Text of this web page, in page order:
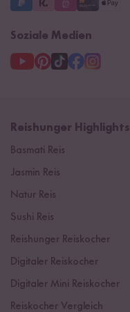
Soziale Medien
Reishunger Highlights
Basmati Reis
Jasmin Reis
Natur Reis
Sushi Reis
Reishunger Reiskocher
Digitaler Reiskocher
Digitaler Mini Reiskocher
Reiskocher Vergleich